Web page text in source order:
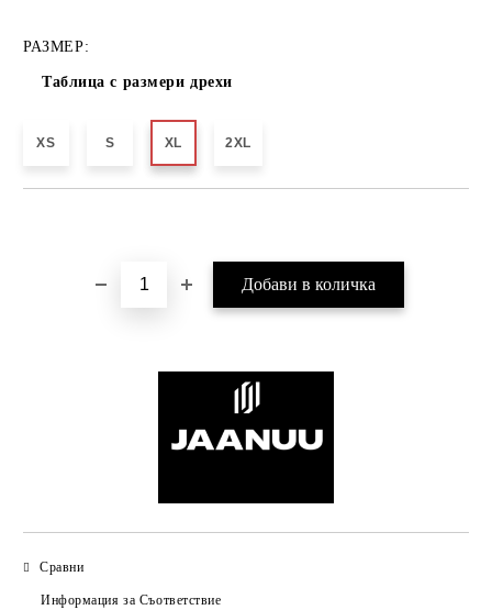
РАЗМЕР:
Таблица с размери дрехи
XS S XL 2XL
Сравни
Информация за Съответствие